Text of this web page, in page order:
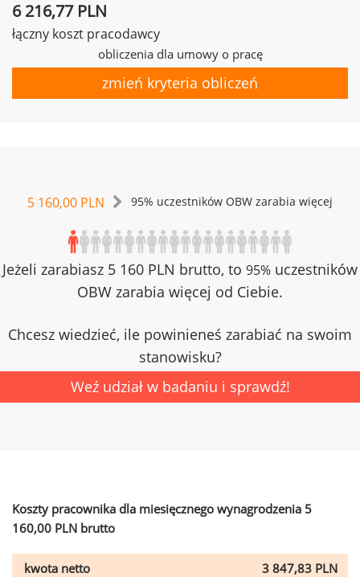
6 216,77 PLN
łączny koszt pracodawcy
obliczenia dla umowy o pracę
zmień kryteria obliczeń
5 160,00 PLN 95% uczestników OBW zarabia więcej
Jeżeli zarabiasz 5 160 PLN brutto, to 95% uczestników
OBW zarabia więcej od Ciebie.
Chcesz wiedzieć, ile powinieneś zarabiać na swoim
stanowisku?
Weź udział w badaniu i sprawdź!
Koszty pracownika dla miesięcznego wynagrodzenia 5
160,00 PLN brutto
kwota netto
3 847,83 PLN